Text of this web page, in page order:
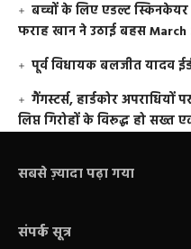
बच्चों के लिए एडल्ट
फराह खान ने उठाई बहसMarch
पूर्व विधायक बलजीत यादव
गैंगस्टर्स, हार्डकोर
लिप्त गिरोहों के विरूद्ध हो सख्त
सबसे ज़्यादा पढ़ा गया
संपर्क सूत्र